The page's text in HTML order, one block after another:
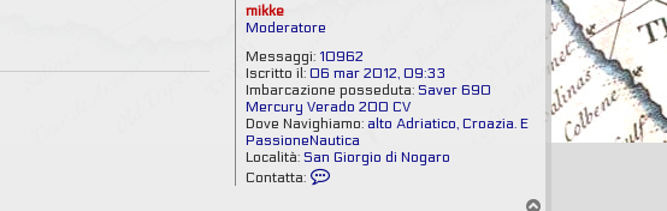
mikke
Moderatore
Messaggi: 10962
Iscritto il: 06 mar 2012, 09:33
Imbarcazione posseduta: Saver 690
Mercury Verado 200 CV
Dove Navighiamo: alto Adriatico, Croazia. E
PassioneNautica
Località: San Giorgio di Nogaro
Contatta: